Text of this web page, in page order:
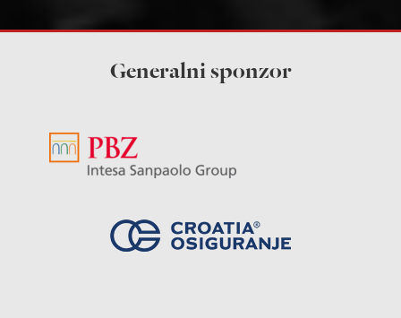
Generalni sponzor